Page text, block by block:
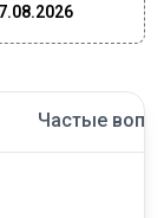
Частые